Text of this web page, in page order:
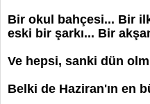
Bir okul bahçesi... Bir
eski bir şarkı... Bir
Ve hepsi, sanki dün
Belki de Haziran'ın en